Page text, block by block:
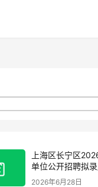
上海区长宁区
单位公开招聘拟
公示(第三批)
2026年6月28日